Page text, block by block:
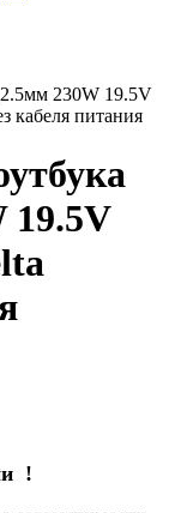
230W 19.5V
кабеля питания
19.5V
!